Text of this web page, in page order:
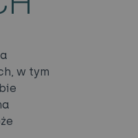
w tym